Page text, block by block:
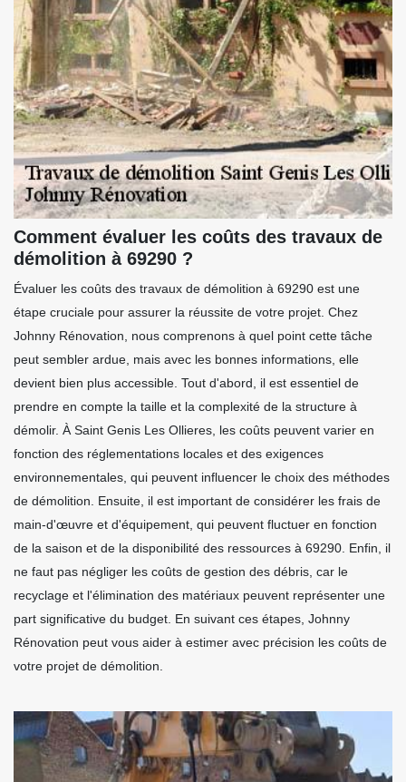
Comment évaluer les coûts des travaux de
démolition à 69290 ?
Évaluer les coûts des travaux de démolition à 69290 est une
étape cruciale pour assurer la réussite de votre projet. Chez
Johnny Rénovation, nous comprenons à quel point cette tâche
peut sembler ardue, mais avec les bonnes informations, elle
devient bien plus accessible. Tout d'abord, il est essentiel de
prendre en compte la taille et la complexité de la structure à
démolir. À Saint Genis Les Ollieres, les coûts peuvent varier en
fonction des réglementations locales et des exigences
environnementales, qui peuvent influencer le choix des méthodes
de démolition. Ensuite, il est important de considérer les frais de
main-d'œuvre et d'équipement, qui peuvent fluctuer en fonction
de la saison et de la disponibilité des ressources à 69290. Enfin, il
ne faut pas négliger les coûts de gestion des débris, car le
recyclage et l'élimination des matériaux peuvent représenter une
part significative du budget. En suivant ces étapes, Johnny
Rénovation peut vous aider à estimer avec précision les coûts de
votre projet de démolition.